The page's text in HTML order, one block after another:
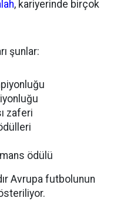
, kariyerinde birçok
şunlar:
zaferi
ödülü
Avrupa futbolunun